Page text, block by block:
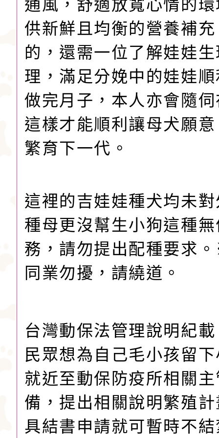
通風，舒適放寬心情的
供新鮮且均衡的營養補
的，還需一位了解娃娃
理，滿足分娩中的娃娃
做完月子，本人亦會隨
這樣才能順利讓母犬願
繁育下一代。
這裡的吉娃娃種犬均未
種母更沒幫生小狗這種
務，請勿提出配種要求
同業勿擾，請繞道。
台灣動保法管理說明紀
民眾想為自己毛小孩留
就近至動保防疫所相關
備，提出相關說明繁殖
具結書申請就可暫時不